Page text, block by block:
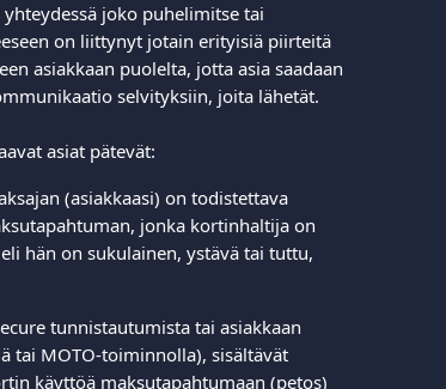
joko puhelimitse tai
on liittynyt jotain erityisiä piirteitä
asiakkaan puolelta, jotta asia saadaan
selvityksiin, joita lähetät.
asiat pätevät:
(asiakkaasi) on todistettava
jonka kortinhaltija on
hän on sukulainen, ystävä tai tuttu,
tunnistautumista tai asiakkaan
tai MOTO-toiminnolla), sisältävät
käyttöä maksutapahtumaan (petos)